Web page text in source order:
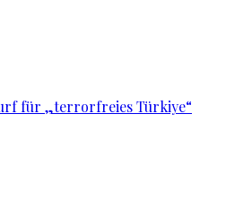
für „terrorfreies Türkiye“